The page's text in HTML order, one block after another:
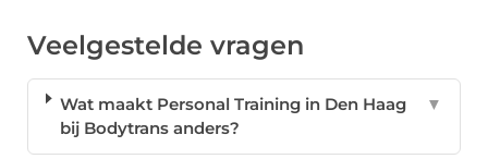
Veelgestelde vragen
Wat maakt Personal Training in Den Haag
bij Bodytrans anders?
▼